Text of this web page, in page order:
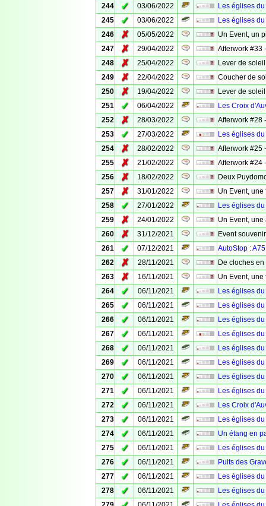
244
✓ 03/06/2022
Les églises
245
✓ 03/06/2022
Les églises
246
✗ 05/05/2022
Un Event, un
247
✗ 29/04/2022
Afterwork #33
248
✗ 25/04/2022
Lever de
249
✗ 22/04/2022
Coucher de
250
✗ 19/04/2022
Lever de
251
✓ 06/04/2022
Les Croix
252
✗ 28/03/2022
Afterwork #28
253
✓ 27/03/2022
Les églises
254
✗ 28/02/2022
Afterwork #25
255
✗ 21/02/2022
Afterwork #24
256
✗ 18/02/2022
Deux
257
✗ 31/01/2022
Un Event,
258
✓ 27/01/2022
Les églises
259
✗ 24/01/2022
Un Event,
260
✗ 31/12/2021
Event
261
✓ 07/12/2021
AutoStop :
262
✗ 28/11/2021
De cloches
263
✗ 16/11/2021
Un Event, une
264
✓ 06/11/2021
Les églises
265
✓ 06/11/2021
Les églises
266
✓ 06/11/2021
Les églises
267
✓ 06/11/2021
Les églises
268
✓ 06/11/2021
Les églises
269
✓ 06/11/2021
Les églises
270
✓ 06/11/2021
Les églises
271
✓ 06/11/2021
Les églises
272
✓ 06/11/2021
Les Croix
273
✓ 06/11/2021
Les églises
274
✓ 06/11/2021
Un étang en
275
✓ 06/11/2021
Les églises
276
✓ 06/11/2021
Puits des
277
✓ 06/11/2021
Les églises
278
✓ 06/11/2021
Les églises